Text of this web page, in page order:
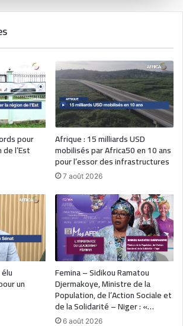
pour
l’Est
Afrique : 15 milliards USD
mobilisés par Africa50 en 10 ans
pour l’essor des infrastructures
7 août 2026
un
Femina – Sidikou Ramatou
Djermakoye, Ministre de la
Population, de l’Action Sociale et
de la Solidarité – Niger : «…
6 août 2026